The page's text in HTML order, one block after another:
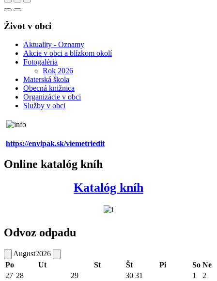
Život v obci
Aktuality - Oznamy
Akcie v obci a blízkom okolí
Fotogaléria
Rok 2026
Materská škola
Obecná knižnica
Organizácie v obci
Služby v obci
https://envipak.sk/viemetriedit
Online katalóg kníh
Katalóg kníh
Odvoz odpadu
August2026
Po
Ut St Št Pi So Ne
27 28 29 30 31 1 2